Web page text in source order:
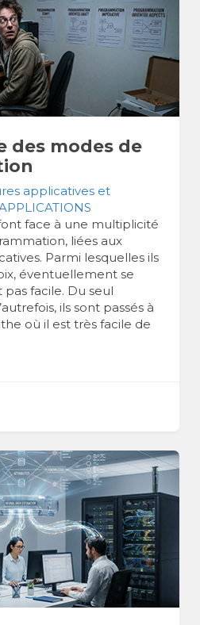
des modes de
applicatives et
face à une multiplicité
liées aux
Parmi lesquelles ils
éventuellement se
pas facile. Du seul
ils sont passés à
où il est très facile de